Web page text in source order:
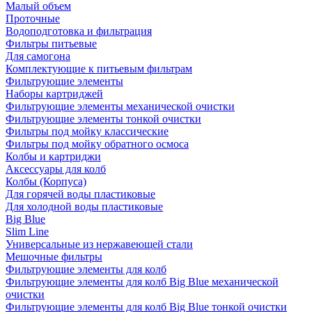
Малый объем
Проточные
Водоподготовка и фильтрация
Фильтры питьевые
Для самогона
Комплектующие к питьевым фильтрам
Фильтрующие элементы
Наборы картриджей
Фильтрующие элементы механической очистки
Фильтрующие элементы тонкой очистки
Фильтры под мойку классические
Фильтры под мойку обратного осмоса
Колбы и картриджи
Аксессуары для колб
Колбы (Корпуса)
Для горячей воды пластиковые
Для холодной воды пластиковые
Big Blue
Slim Line
Универсальные из нержавеющей стали
Мешочные фильтры
Фильтрующие элементы для колб
Фильтрующие элементы для колб Big Blue механической
очистки
Фильтрующие элементы для колб Big Blue тонкой очистки